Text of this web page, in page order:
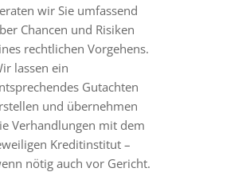
wir Sie umfassend
Chancen und Risiken
rechtlichen Vorgehens.
lassen ein
Gutachten
und übernehmen
Verhandlungen mit dem
Kreditinstitut –
nötig auch vor Gericht.